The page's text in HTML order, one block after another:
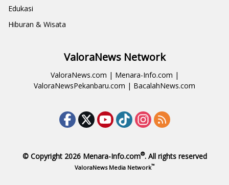
Edukasi
Hiburan & Wisata
ValoraNews Network
ValoraNews.com | Menara-Info.com |
ValoraNewsPekanbaru.com | BacalahNews.com
© Copyright 2026 Menara-Info.com®. All rights reserved
ValoraNews Media Network™